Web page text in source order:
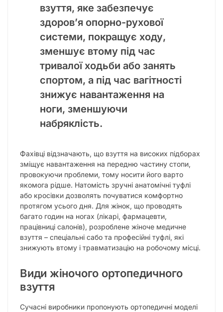
взуття, яке забезпечує
здоров’я опорно-рухової
системи, покращує ходу,
зменшує втому під час
тривалої ходьби або занять
спортом, а під час вагітності
знижує навантаження на
ноги, зменшуючи
набряклість.
Фахівці відзначають, що взуття на високих підборах
зміщує навантаження на передню частину стопи,
провокуючи проблеми, тому носити його варто
якомога рідше. Натомість зручні анатомічні туфлі
або кросівки дозволять почуватися комфортно
протягом усього дня. Для жінок, що проводять
багато годин на ногах (лікарі, фармацевти,
працівниці салонів), розроблене жіноче медичне
взуття – спеціальні сабо та професійні туфлі, які
знижують втому і травматизацію на робочому місці.
Види жіночого ортопедичного
взуття
Сучасні виробники пропонують ортопедичні моделі